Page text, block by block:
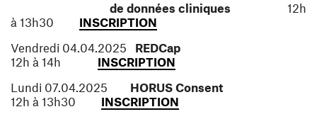
de données cliniques 12h
à 13h30 INSCRIPTION
Vendredi 04.04.2025 REDCap
12h à 14h INSCRIPTION
Lundi 07.04.2025 HORUS Consent
12h à 13h30 INSCRIPTION